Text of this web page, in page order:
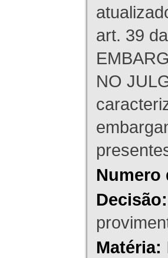
art. 39
NO
Numero
Decisão:
Matéria: